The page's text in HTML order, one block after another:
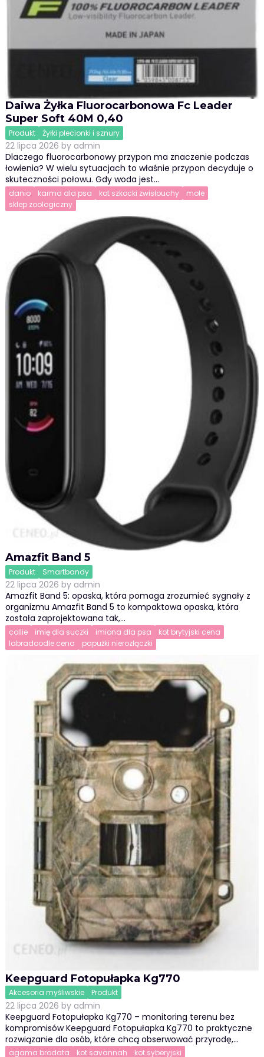
Daiwa Żyłka Fluorocarbonowa Fc Leader
Super Soft 40M 0,40
Produkt Żyłki plecionki i sznury
22 lipca 2026 by admin
Dlaczego fluorocarbonowy przypon ma znaczenie podczas
łowienia? W wielu sytuacjach to właśnie przypon decyduje o
skuteczności połowu. Gdy woda jest…
danio karma dla psa kot szkocki zwisłouchy
mole
sklep zoologiczny
Amazfit Band 5
Produkt Smartbandy
22 lipca 2026 by admin
Amazfit Band 5: opaska, która pomaga zrozumieć sygnały z
organizmu Amazfit Band 5 to kompaktowa opaska, która
została zaprojektowana tak,…
collie imię dla suczki imiona dla psa
kot brytyjski cena
labradoodle cena
papużki nierozłączki
Keepguard Fotopułapka Kg770
Akcesoria myśliwskie Produkt
22 lipca 2026 by admin
Keepguard Fotopułapka Kg770 – monitoring terenu bez
kompromisów Keepguard Fotopułapka Kg770 to praktyczne
rozwiązanie dla osób, które chcą obserwować przyrodę,…
agama brodata kot savannah kot syberyjski